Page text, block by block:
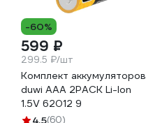
-60%
599 ₽
299.5 ₽/шт
Комплект аккумуляторов
duwi AAA 2PACK Li-Ion
1.5V 62012 9
4.5(60)